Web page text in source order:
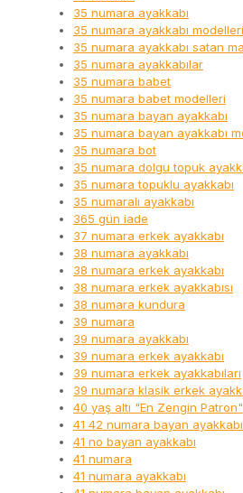
35 numara ayakkabı
35 numara ayakkabı modelleri
35 numara ayakkabı satan
35 numara ayakkabılar
35 numara babet
35 numara babet modelleri
35 numara bayan ayakkabı
35 numara bayan ayakkabı
35 numara bot
35 numara dolgu topuk
35 numara topuklu ayakkabı
35 numaralı ayakkabı
365 gün iade
37 numara erkek ayakkabı
38 numara ayakkabı
38 numara erkek ayakkabı
38 numara erkek ayakkabısı
38 numara kundura
39 numara
39 numara ayakkabı
39 numara erkek ayakkabı
39 numara erkek ayakkabıları
39 numara klasik erkek
40 yaş altı "En Zengin Patron"
41 42 numara bayan
41 no bayan ayakkabı
41 numara
41 numara ayakkabı